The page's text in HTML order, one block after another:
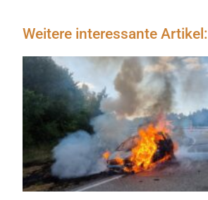
Weitere interessante Artikel: